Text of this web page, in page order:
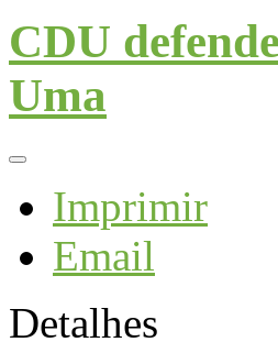
CDU
Uma
Imprimir
Email
Detalhes